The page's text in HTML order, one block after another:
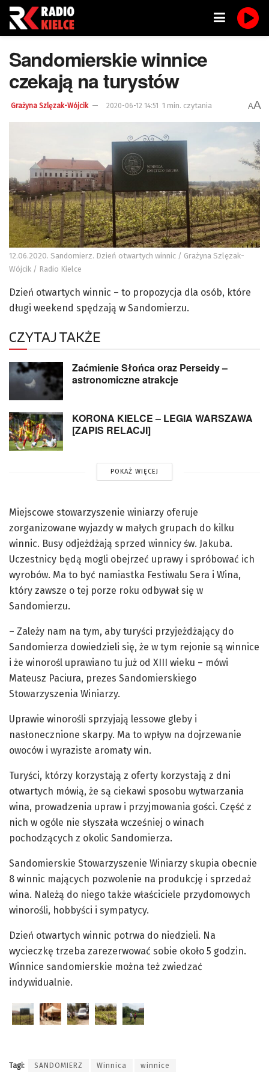
Sandomierskie winnice
czekają na turystów
Grażyna Szlęzak-Wójcik 2020-06-12 14:51 1 min. czytania AA
12.06.2020. Sandomierz. Dzień otwartych winnic / Grażyna Szlęzak-
Wójcik / Radio Kielce
Dzień otwartych winnic – to propozycja dla osób, które
długi weekend spędzają w Sandomierzu.
CZYTAJ TAKŻE
Zaćmienie Słońca oraz Perseidy –
astronomiczne atrakcje
KORONA KIELCE – LEGIA WARSZAWA
[ZAPIS RELACJI]
POKAŻ WIĘCEJ
Miejscowe stowarzyszenie winiarzy oferuje
zorganizowane wyjazdy w małych grupach do kilku
winnic. Busy odjeżdżają sprzed winnicy św. Jakuba.
Uczestnicy będą mogli obejrzeć uprawy i spróbować ich
wyrobów. Ma to być namiastka Festiwalu Sera i Wina,
który zawsze o tej porze roku odbywał się w
Sandomierzu.
– Zależy nam na tym, aby turyści przyjeżdżający do
Sandomierza dowiedzieli się, że w tym rejonie są winnice
i że winorośl uprawiano tu już od XIII wieku – mówi
Mateusz Paciura, prezes Sandomierskiego
Stowarzyszenia Winiarzy.
Uprawie winorośli sprzyjają lessowe gleby i
nasłonecznione skarpy. Ma to wpływ na dojrzewanie
owoców i wyraziste aromaty win.
Turyści, którzy korzystają z oferty korzystają z dni
otwartych mówią, że są ciekawi sposobu wytwarzania
wina, prowadzenia upraw i przyjmowania gości. Część z
nich w ogóle nie słyszała wcześniej o winach
pochodzących z okolic Sandomierza.
Sandomierskie Stowarzyszenie Winiarzy skupia obecnie
8 winnic mających pozwolenie na produkcję i sprzedaż
wina. Należą do niego także właściciele przydomowych
winorośli, hobbyści i sympatycy.
Dzień otwartych winnic potrwa do niedzieli. Na
wycieczkę trzeba zarezerwować sobie około 5 godzin.
Winnice sandomierskie można też zwiedzać
indywidualnie.
Tagi: SANDOMIERZ Winnica winnice